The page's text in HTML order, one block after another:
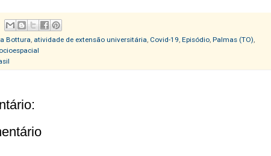
Bottura atividade de extensão universitária Covid-19 Episódio Palmas (TO)